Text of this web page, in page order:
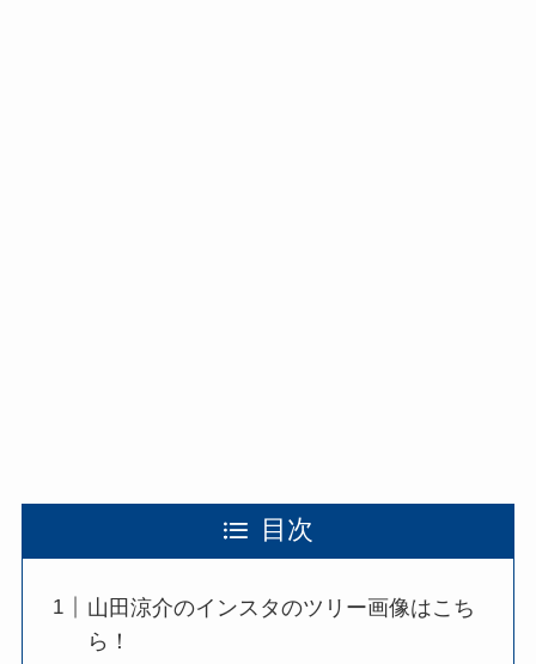
目次
山田涼介のインスタのツリー画像はこち
ら！